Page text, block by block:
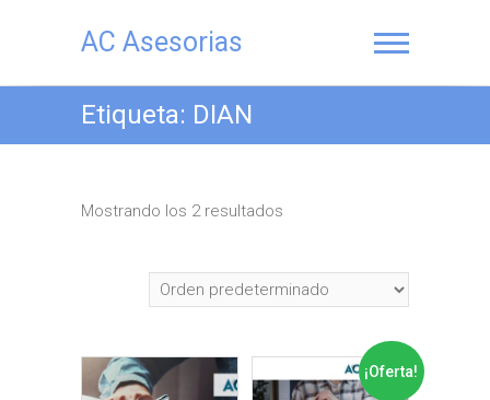
AC Asesorias
Etiqueta: DIAN
Mostrando los 2 resultados
¡Oferta!